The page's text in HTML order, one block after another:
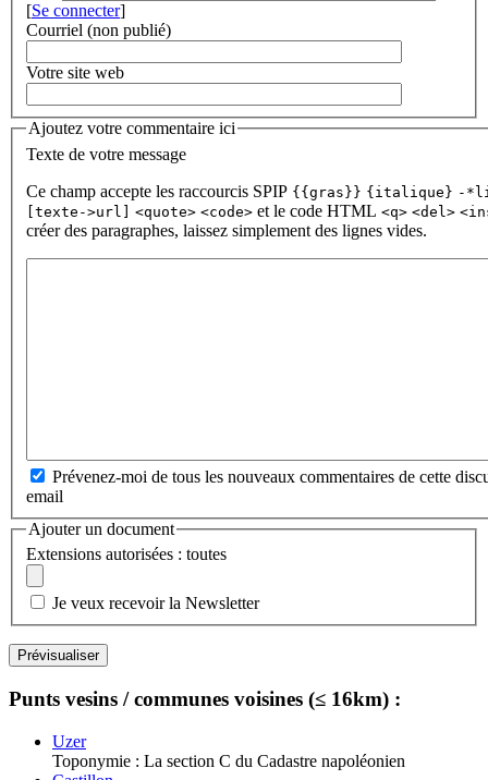
[Se connecter]
Courriel (non publié)
Votre site web
Ajoutez votre commentaire ici
Texte de votre message
Ce champ accepte les raccourcis SPIP {{gras}} {italique} -
[texte->url] <quote> <code> et le code HTML <q> <del>
créer des paragraphes, laissez simplement des lignes vides.
Prévenez-moi de tous les nouveaux commentaires de cette
email
Ajouter un document
Extensions autorisées : toutes
Je veux recevoir la Newsletter
Punts vesins / communes voisines (≤ 16km) :
Uzer
Toponymie : La section C du Cadastre napoléonien